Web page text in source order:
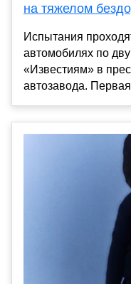
на тяжелом
Испытания
автомобилях по
«Известиям» в
автозавода.